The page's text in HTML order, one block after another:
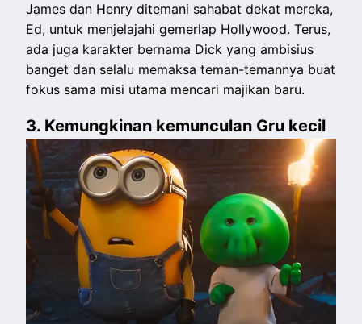
James dan Henry ditemani sahabat dekat mereka,
Ed, untuk menjelajahi gemerlap Hollywood. Terus,
ada juga karakter bernama Dick yang ambisius
banget dan selalu memaksa teman-temannya buat
fokus sama misi utama mencari majikan baru.
3. Kemungkinan kemunculan Gru kecil